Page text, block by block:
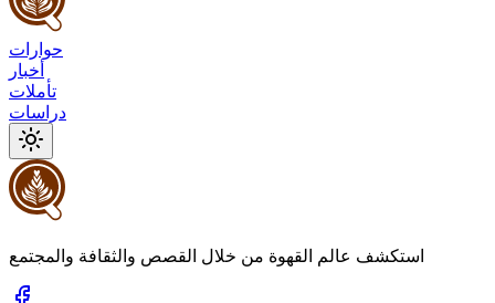
حوارات
أخبار
تأملات
دراسات
استكشف عالم القهوة من خلال القصص والثقافة والمجتمع